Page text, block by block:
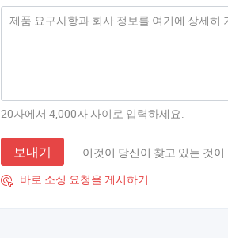
20자에서 4,000자 사이로 입력하세요.
보내기 이것이 당신이 찾고 있는 것
 바로 소싱 요청을 게시하기